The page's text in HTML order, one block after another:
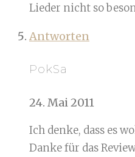
Lieder nicht so
Antworten
PokSa
24. Mai 2011
Ich denke, dass es
Danke für das